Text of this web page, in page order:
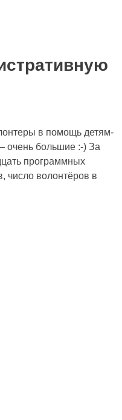
в помощь детям-
большие :-) За
программных
число волонтёров в